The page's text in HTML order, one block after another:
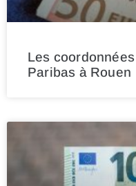
Les
Paribas à Rouen